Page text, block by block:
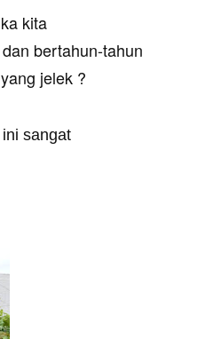
kita
bertahun-tahun
jelek ?
sangat